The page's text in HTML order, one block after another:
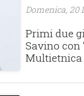
Domenica, 20
Primi due
Savino con
Multietnica